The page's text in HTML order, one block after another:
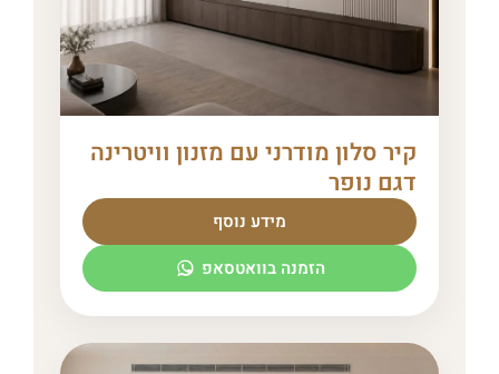
קיר סלון מודרני עם מזנון וויטרינה
דגם נופר
מידע נוסף
הזמנה בוואטסאפ